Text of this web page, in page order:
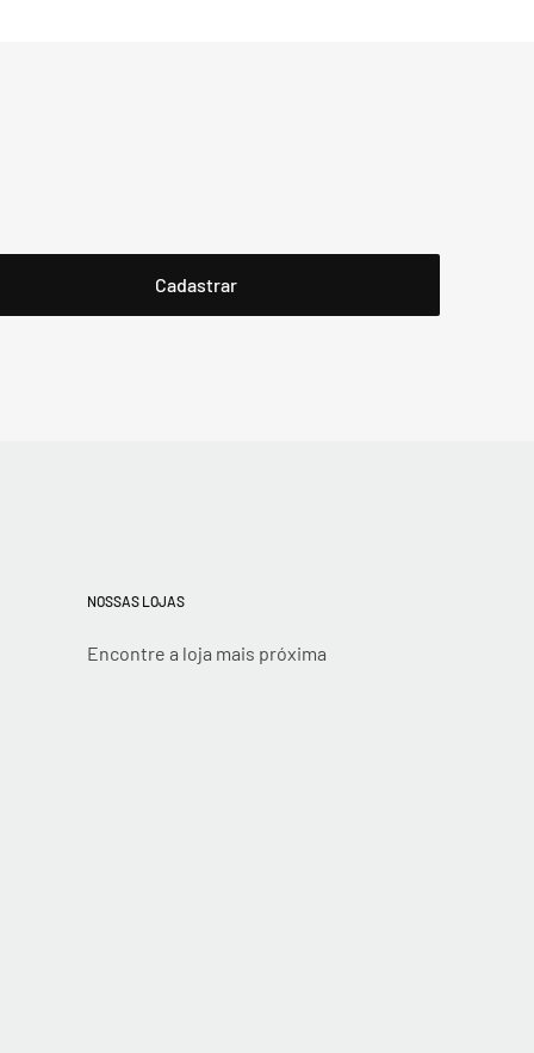
NOSSAS LOJAS
Encontre a loja mais próxima